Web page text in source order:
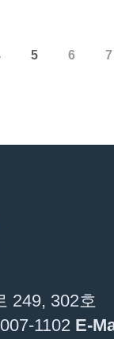
5 6 7
249, 302호
1102 E-